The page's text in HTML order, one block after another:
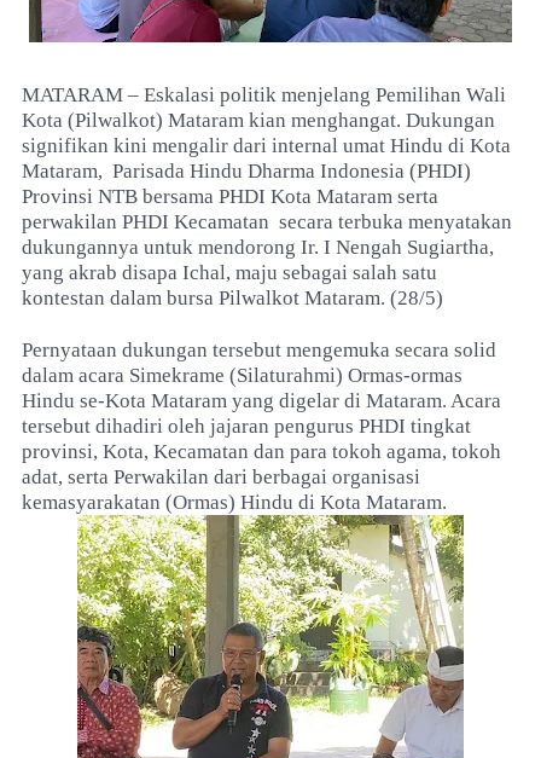
MATARAM – Eskalasi politik menjelang Pemilihan Wali
Kota (Pilwalkot) Mataram kian menghangat. Dukungan
signifikan kini mengalir dari internal umat Hindu di Kota
Mataram, Parisada Hindu Dharma Indonesia (PHDI)
Provinsi NTB bersama PHDI Kota Mataram serta
perwakilan PHDI Kecamatan secara terbuka menyatakan
dukungannya untuk mendorong Ir. I Nengah Sugiartha,
yang akrab disapa Ichal, maju sebagai salah satu
kontestan dalam bursa Pilwalkot Mataram. (28/5)
Pernyataan dukungan tersebut mengemuka secara solid
dalam acara Simekrame (Silaturahmi) Ormas-ormas
Hindu se-Kota Mataram yang digelar di Mataram. Acara
tersebut dihadiri oleh jajaran pengurus PHDI tingkat
provinsi, Kota, Kecamatan dan para tokoh agama, tokoh
adat, serta Perwakilan dari berbagai organisasi
kemasyarakatan (Ormas) Hindu di Kota Mataram.